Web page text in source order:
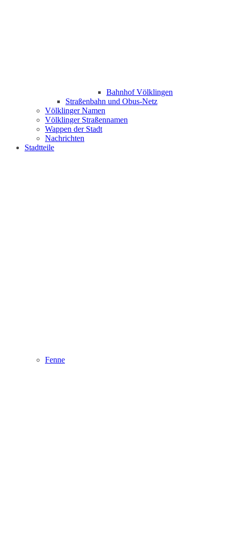
Bahnhof Völklingen
Straßenbahn und Obus-Netz
Völklinger Namen
Völklinger Straßennamen
Wappen der Stadt
Nachrichten
Stadtteile
Fenne